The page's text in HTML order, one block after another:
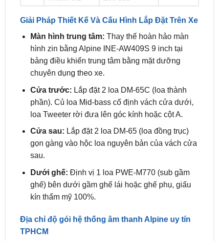
M770
ghế siêu trầm
Combo Hệ
Thanh 5.1
Màn hình + 4
Loa Sub
Giải Pháp Thiết Kế Và Cấu Hình Lắp Đặt Trên Xe
Màn hình trung tâm:
hình zin bằng Alpine INE-AW409S 9 inch tại
bảng điều khiển trung tâm bằng mặt dưỡng
chuyên dụng theo xe.
Cửa trước:Lắp đặt 2 loa DM-65C (loa thành
phần). Củ loa Mid-bass cố định vách cửa dưới,
loa Tweeter rời đưa lên góc kính hoặc cột A.
Cửa sau:Lắp đặt 2 loa DM-65 (loa đồng trục)
gọn gàng vào hộc loa nguyên bản của vách cửa
sau.
ghế) bên dưới gầm ghế lái hoặc ghế phụ, giấu
kín thẩm mỹ 100%.